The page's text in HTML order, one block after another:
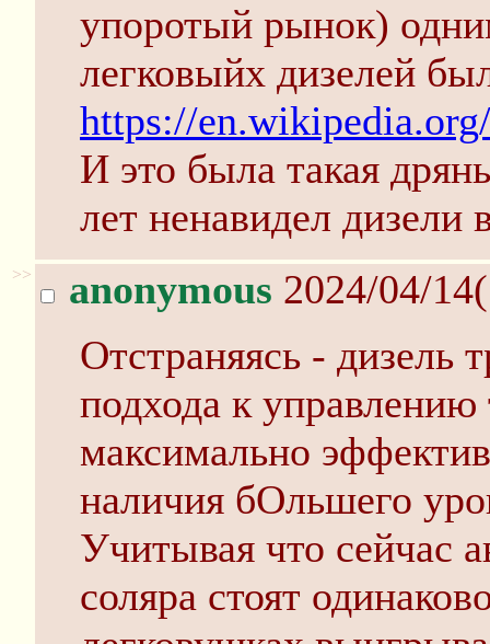
упоротый рынок)
легковыйх дизелей
https://
И это была такая
лет ненавидел дизели
>> anonymous 2024/04/
Отстраняясь - дизель
подхода к
максимально
наличия бОльшего
Учитывая что сейчас
соляра стоят